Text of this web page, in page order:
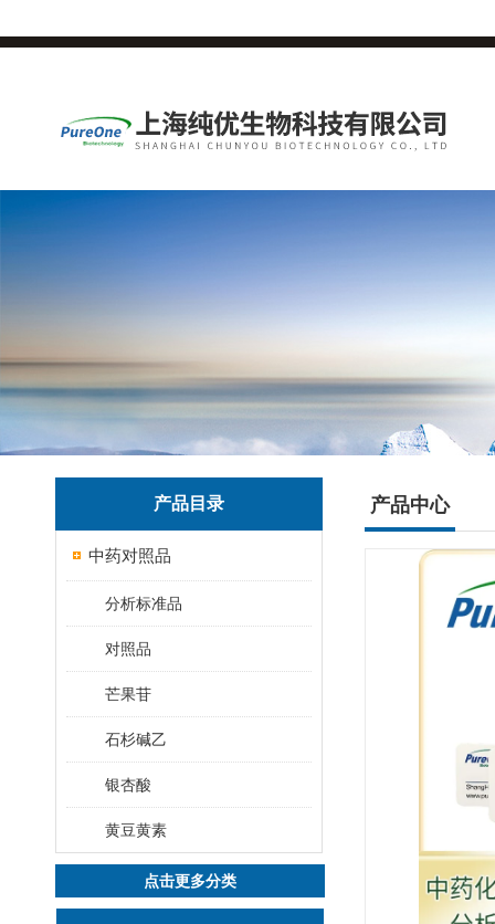
产品目录
中药对照品
分析标准品
对照品
芒果苷
石杉碱乙
银杏酸
黄豆黄素
点击更多分类
产品中心